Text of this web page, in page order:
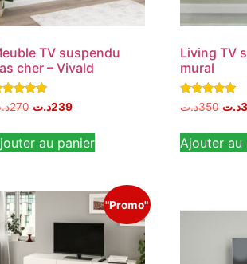
TV suspendu
cher – Vivald
270 239د.ت
au panier
Living TV
mural
Note
4.67
350د.ت د.ت
Ajouter au
"Promo"